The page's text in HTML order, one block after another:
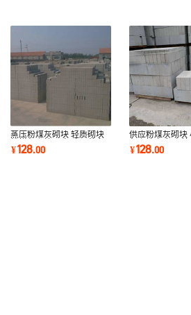
蒸压粉煤灰砌块 轻质砌块
粉煤灰砌块 面包砖品种多
样
¥128.00
供应粉煤灰砌块
灰砌块 加气砌块
快速发货
¥128.00